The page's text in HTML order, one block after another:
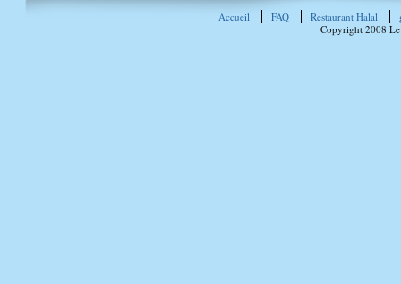
Accueil FAQ Restaurant Halal
Copyright 2008